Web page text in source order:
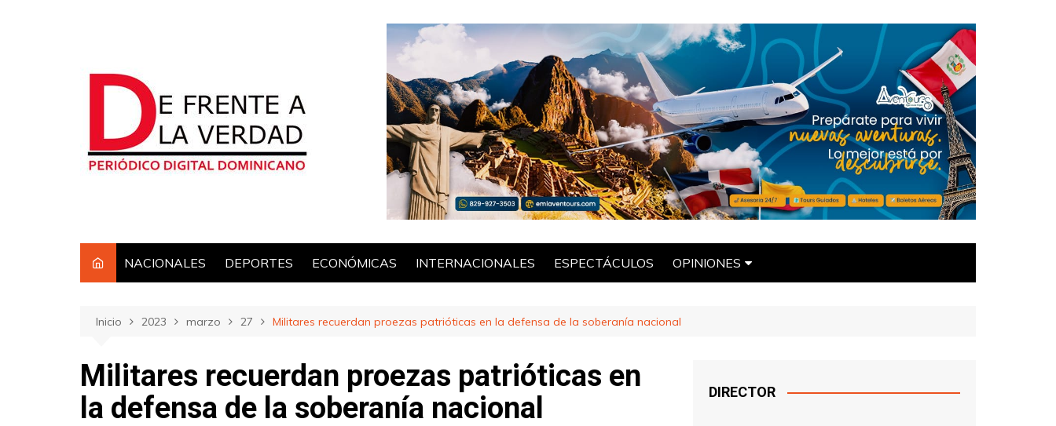
NACIONALES DEPORTES ECONÓMICAS INTERNACIONALES ESPECTÁCULOS OPINIONES
Inicio 2023 marzo 27 Militares recuerdan proezas patrióticas en la defensa de la soberanía nacional
Militares recuerdan proezas patrióticas en
la defensa de la soberanía nacional
DIRECTOR